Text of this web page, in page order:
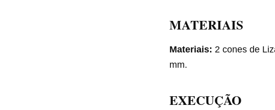
MATERIAIS
Materiais: 2 cones de
mm.
EXECUÇÃO